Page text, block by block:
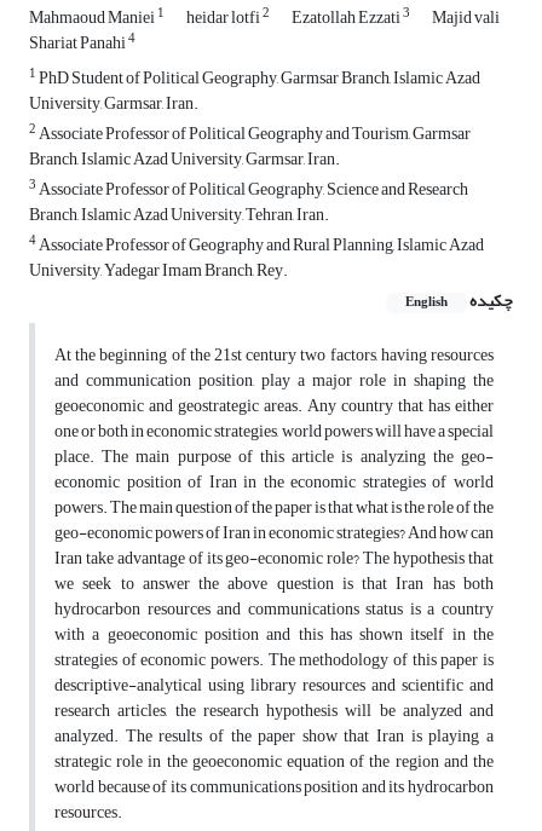
Mahmaoud Maniei1 heidar lotfi2 Ezatollah Ezzati3 Majid vali
Shariat Panahi4
1PhD Student of Political Geography, Garmsar Branch, Islamic Azad
University, Garmsar, Iran.
2Associate Professor of Political Geography and Tourism, Garmsar
Branch, Islamic Azad University, Garmsar, Iran.
3Associate Professor of Political Geography, Science and Research
Branch, Islamic Azad University, Tehran, Iran.
4Associate Professor of Geography and Rural Planning, Islamic Azad
University, Yadegar Imam Branch, Rey.
چکیده
English
At the beginning of the 21st century two factors, having resources
and communication position, play a major role in shaping the
geoeconomic and geostrategic areas. Any country that has either
one or both in economic strategies, world powers will have a special
place. The main purpose of this article is analyzing the geo-
economic position of Iran in the economic strategies of world
powers. The main question of the paper is that what is the role of the
geo-economic powers of Iran in economic strategies? And how can
Iran take advantage of its geo-economic role? The hypothesis that
we seek to answer the above question is that Iran has both
hydrocarbon resources and communications status is a country
with a geoeconomic position and this has shown itself in the
strategies of economic powers. The methodology of this paper is
descriptive-analytical using library resources and scientific and
research articles, the research hypothesis will be analyzed and
analyzed. The results of the paper show that Iran is playing a
strategic role in the geoeconomic equation of the region and the
world because of its communications position and its hydrocarbon
resources.